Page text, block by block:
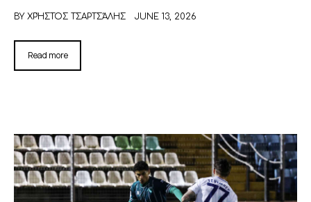
BY ΧΡΉΣΤΟΣ ΤΣΑΡΤΣΆΛΗΣ JUNE 13, 2026
Read more